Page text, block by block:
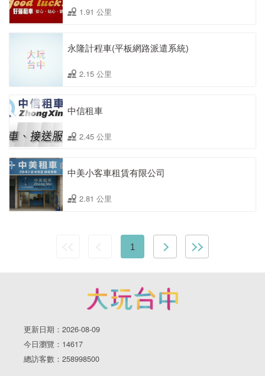
1.91 公里
永隆計程車(平板網路派遣系統)
2.15 公里
中信租車
2.45 公里
中美小客車租賃有限公司
2.81 公里
1
更新日期：2026-08-09
今日瀏覽：14617
總訪客數：258998500